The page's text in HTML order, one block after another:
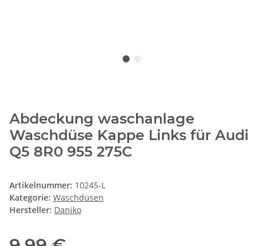
Abdeckung waschanlage
Waschdüse Kappe Links für Audi
Q5 8R0 955 275C
Artikelnummer: 10245-L
Kategorie: Waschdüsen
Hersteller: Daniko